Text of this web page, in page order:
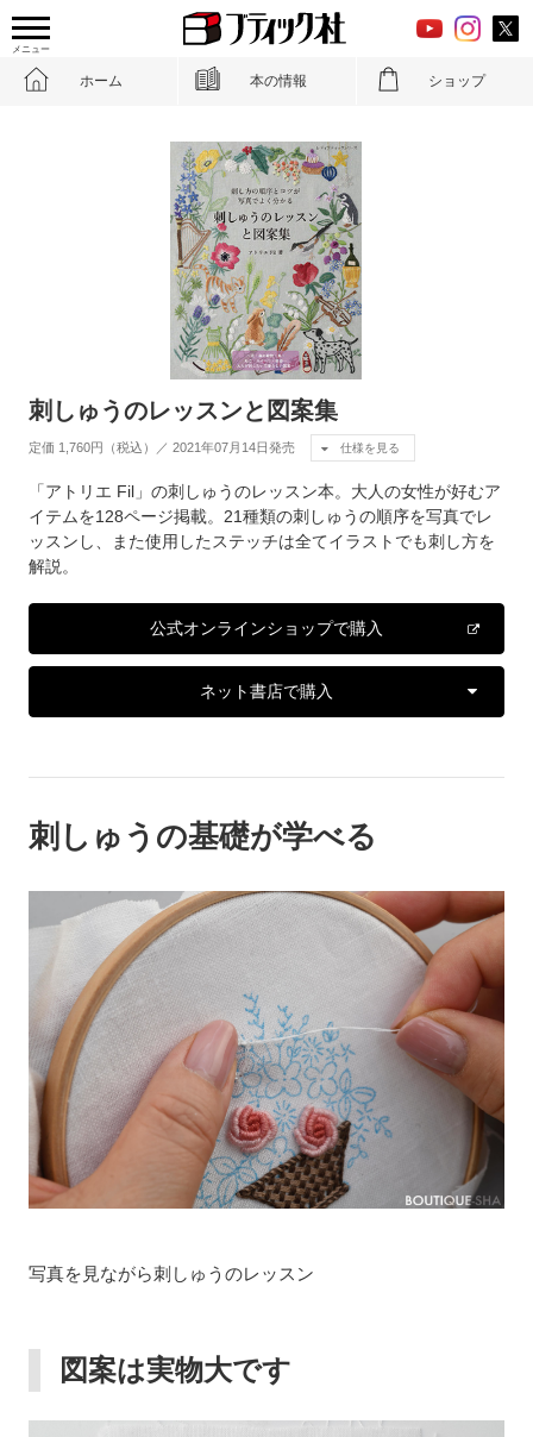
メニュー
ホーム 本の情報 ショップ
刺しゅうのレッスンと図案集
定価 1,760円（税込）／ 2021年07月14日発売 仕様を見る
「アトリエ Fil」の刺しゅうのレッスン本。大人の女性が好むア
イテムを128ページ掲載。21種類の刺しゅうの順序を写真でレ
ッスンし、また使用したステッチは全てイラストでも刺し方を
解説。
公式オンラインショップで購入
ネット書店で購入
刺しゅうの基礎が学べる
写真を見ながら刺しゅうのレッスン
図案は実物大です